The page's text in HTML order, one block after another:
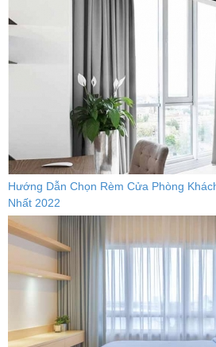
Hướng Dẫn Chọn Rèm Cửa Phòng
Nhất 2022